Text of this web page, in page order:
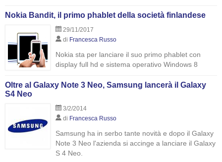
Nokia Bandit, il primo phablet della società finlandese
29/11/2017
di Francesca Russo
Nokia sta per lanciare il suo primo phablet con
display full hd e sistema operativo Windows 8
Oltre al Galaxy Note 3 Neo, Samsung lancerà il Galaxy
S4 Neo
3/2/2014
di Francesca Russo
Samsung ha in serbo tante novità e dopo il Galaxy
Note 3 Neo l'azienda si accinge a lanciare il Galaxy
S 4 Neo.